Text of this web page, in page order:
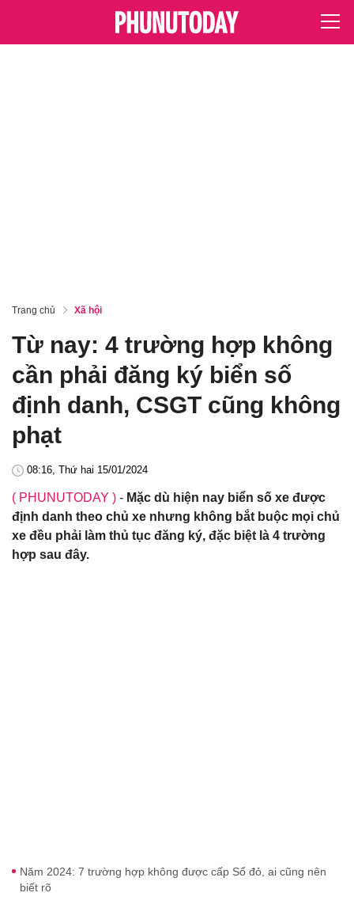
Trang chủ Xã hội
Từ nay: 4 trường hợp không
cần phải đăng ký biển số
định danh, CSGT cũng không
phạt
08:16, Thứ hai 15/01/2024
( PHUNUTODAY ) - Mặc dù hiện nay biển số xe được
định danh theo chủ xe nhưng không bắt buộc mọi chủ
xe đều phải làm thủ tục đăng ký, đặc biệt là 4 trường
hợp sau đây.
Năm 2024: 7 trường hợp không được cấp Sổ đỏ, ai cũng nên
biết rõ